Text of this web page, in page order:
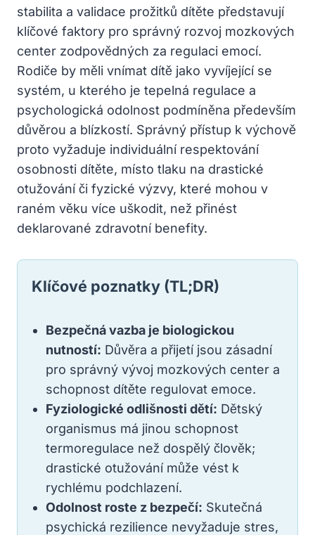
stabilita a validace prožitků dítěte představují
klíčové faktory pro správný rozvoj mozkových
center zodpovědných za regulaci emocí.
Rodiče by měli vnímat dítě jako vyvíjející se
systém, u kterého je tepelná regulace a
psychologická odolnost podmíněna především
důvěrou a blízkostí. Správný přístup k výchově
proto vyžaduje individuální respektování
osobnosti dítěte, místo tlaku na drastické
otužování či fyzické výzvy, které mohou v
raném věku více uškodit, než přinést
deklarované zdravotní benefity.
Klíčové poznatky (TL;DR)
Bezpečná vazba je biologickou
nutností: Důvěra a přijetí jsou zásadní
pro správný vývoj mozkových center a
schopnost dítěte regulovat emoce.
Fyziologické odlišnosti dětí: Dětský
organismus má jinou schopnost
termoregulace než dospělý člověk;
drastické otužování může vést k
rychlému podchlazení.
Odolnost roste z bezpečí: Skutečná
psychická rezilience nevyžaduje stres,